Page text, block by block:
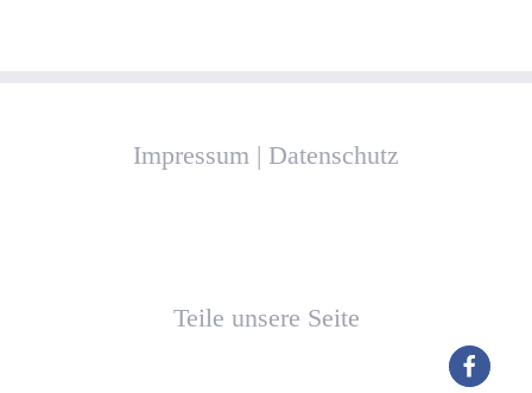
Impressum | Datenschutz
Teile unsere Seite